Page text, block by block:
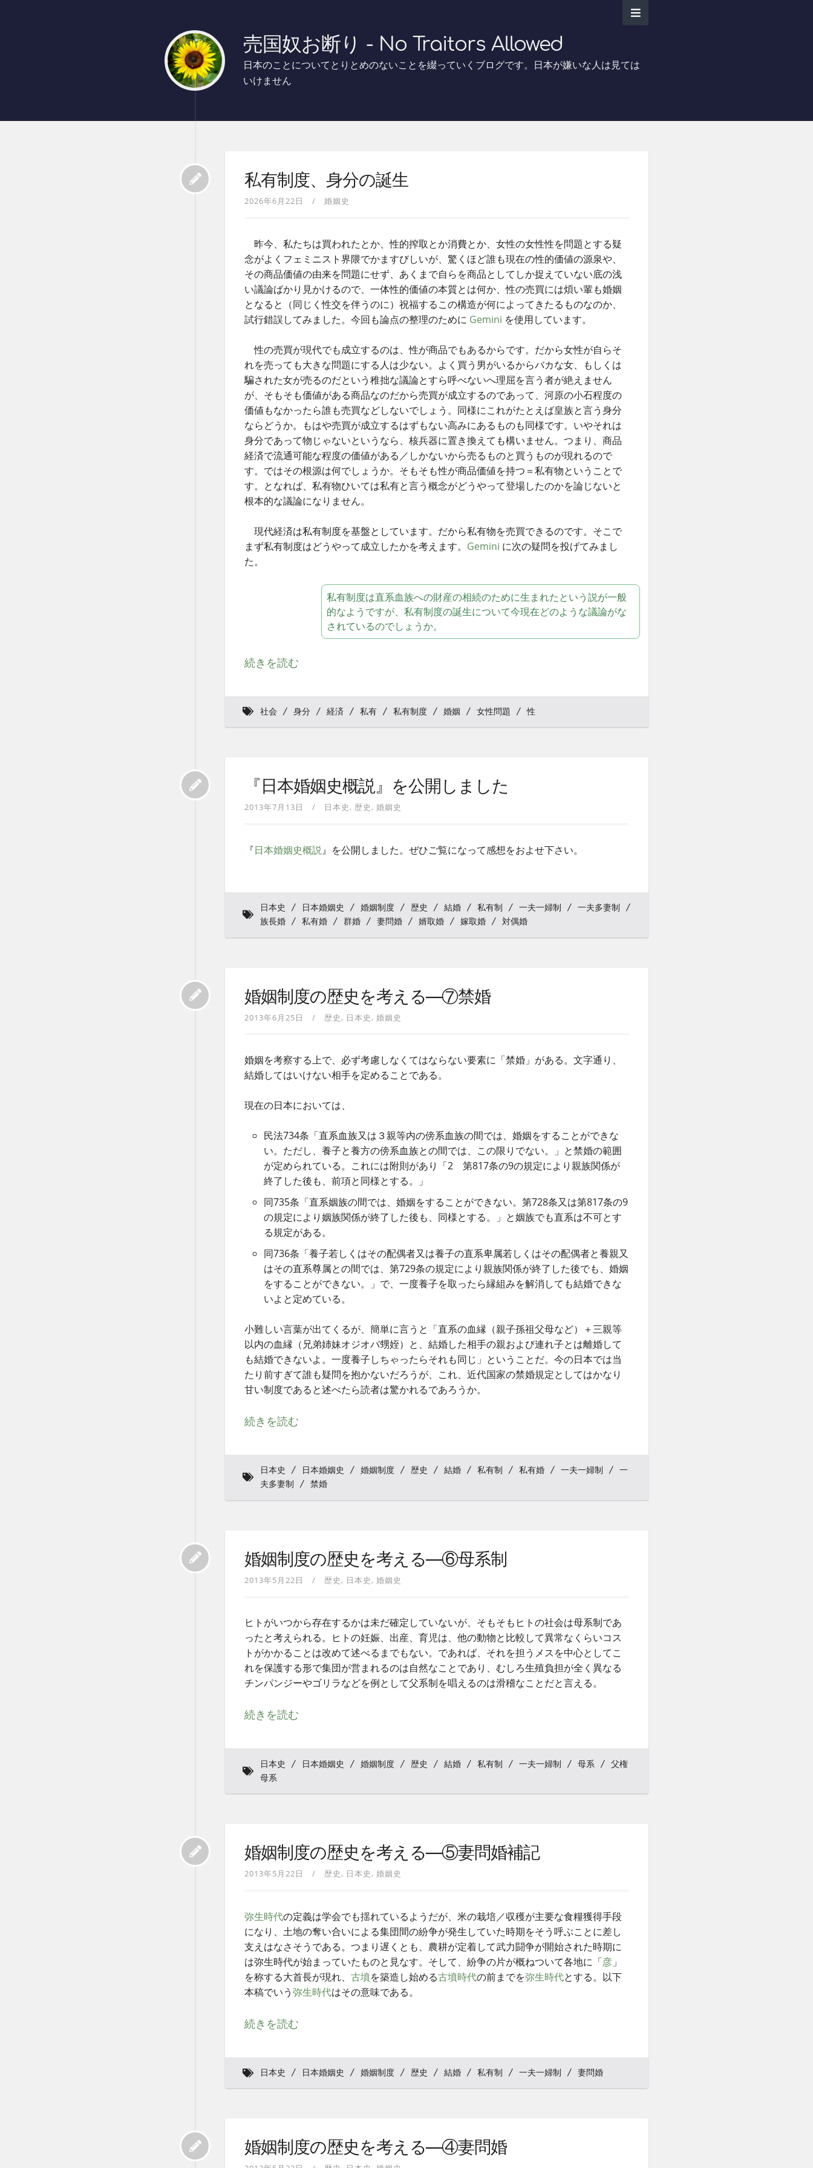
売国奴お断り - No Traitors Allowed
日本のことについてとりとめのないことを綴っていくブログです。日本が嫌いな人は見ては
いけません
私有制度、身分の誕生
2026年6月22日 婚姻史
昨今、私たちは買われたとか、性的搾取とか消費とか、女性の女性性を問題とする疑
念がよくフェミニスト界隈でかますびしいが、驚くほど誰も現在の性的価値の源泉や、
その商品価値の由来を問題にせず、あくまで自らを商品としてしか捉えていない底の浅
い議論ばかり見かけるので、一体性的価値の本質とは何か、性の売買には煩い輩も婚姻
となると（同じく性交を伴うのに）祝福するこの構造が何によってきたるものなのか、
試行錯誤してみました。今回も論点の整理のために Gemini を使用しています。
性の売買が現代でも成立するのは、性が商品でもあるからです。だから女性が自らそ
れを売っても大きな問題にする人は少ない。よく買う男がいるからバカな女、もしくは
騙された女が売るのだという稚拙な議論とすら呼べないへ理屈を言う者が絶えません
が、そもそも価値がある商品なのだから売買が成立するのであって、河原の小石程度の
価値もなかったら誰も売買などしないでしょう。同様にこれがたとえば皇族と言う身分
ならどうか。もはや売買が成立するはずもない高みにあるものも同様です。いやそれは
身分であって物じゃないというなら、核兵器に置き換えても構いません。つまり、商品
経済で流通可能な程度の価値がある／しかないから売るものと買うものが現れるので
す。ではその根源は何でしょうか。そもそも性が商品価値を持つ＝私有物ということで
す。となれば、私有物ひいては私有と言う概念がどうやって登場したのかを論じないと
根本的な議論になりません。
現代経済は私有制度を基盤としています。だから私有物を売買できるのです。そこで
まず私有制度はどうやって成立したかを考えます。 Gemini に次の疑問を投げてみまし
た。
私有制度は直系血族への財産の相続のために生まれたという説が一般
的なようですが、私有制度の誕生について今現在どのような議論がな
されているのでしょうか。
続きを読む
社会 身分 経済 私有 私有制度 婚姻 女性問題 性
『日本婚姻史概説』を公開しました
2013年7月13日 日本史 歴史 婚姻史
『日本婚姻史概説』を公開しました。ぜひご覧になって感想をおよせ下さい。
日本史 日本婚姻史 婚姻制度 歴史 結婚 私有制 一夫一婦制
一夫多妻制
族長婚
私有婚 群婚 妻問婚 婿取婚 嫁取婚 対偶婚
婚姻制度の歴史を考える—⑦禁婚
2013年6月25日 歴史 日本史 婚姻史
婚姻を考察する上で、必ず考慮しなくてはならない要素に「禁婚」がある。文字通り、
結婚してはいけない相手を定めることである。
現在の日本においては、
民法734条「直系血族又は３親等内の傍系血族の間では、婚姻をすることができな
い。ただし、養子と養方の傍系血族との間では、この限りでない。」と禁婚の範囲
が定められている。これには附則があり「2 第817条の9の規定により親族関係が
終了した後も、前項と同様とする。」
同735条「直系姻族の間では、婚姻をすることができない。第728条又は第817条の9
の規定により姻族関係が終了した後も、同様とする。」と姻族でも直系は不可とす
る規定がある。
同736条「養子若しくはその配偶者又は養子の直系卑属若しくはその配偶者と養親又
はその直系尊属との間では、第729条の規定により親族関係が終了した後でも、婚姻
をすることができない。」で、一度養子を取ったら縁組みを解消しても結婚できな
いよと定めている。
小難しい言葉が出てくるが、簡単に言うと「直系の血縁（親子孫祖父母など）＋三親等
以内の血縁（兄弟姉妹オジオバ甥姪）と、結婚した相手の親および連れ子とは離婚して
も結婚できないよ。一度養子しちゃったらそれも同じ」ということだ。今の日本では当
たり前すぎて誰も疑問を抱かないだろうが、これ、近代国家の禁婚規定としてはかなり
甘い制度であると述べたら読者は驚かれるであろうか。
続きを読む
日本史 日本婚姻史 婚姻制度 歴史 結婚 私有制 私有婚 一夫一婦制
一
夫多妻制
禁婚
婚姻制度の歴史を考える—⑥母系制
2013年5月22日 歴史 日本史 婚姻史
ヒトがいつから存在するかは未だ確定していないが、そもそもヒトの社会は母系制であ
ったと考えられる。ヒトの妊娠、出産、育児は、他の動物と比較して異常なくらいコス
トがかかることは改めて述べるまでもない。であれば、それを担うメスを中心としてこ
れを保護する形で集団が営まれるのは自然なことであり、むしろ生殖負担が全く異なる
チンパンジーやゴリラなどを例として父系制を唱えるのは滑稽なことだと言える。
続きを読む
日本史 日本婚姻史 婚姻制度 歴史 結婚 私有制 一夫一婦制 母系
父権
母系
婚姻制度の歴史を考える—⑤妻問婚補記
2013年5月22日 歴史 日本史 婚姻史
弥生時代の定義は学会でも揺れているようだが、米の栽培／収穫が主要な食糧獲得手段
になり、土地の奪い合いによる集団間の紛争が発生していた時期をそう呼ぶことに差し
支えはなさそうである。つまり遅くとも、農耕が定着して武力闘争が開始された時期に
は弥生時代が始まっていたものと見なす。そして、紛争の片が概ねついて各地に「彦 」
を称する大首長が現れ、 古墳を築造し始める古墳時代の前までを弥生時代とする。以下
本稿でいう弥生時代はその意味である。
続きを読む
日本史 日本婚姻史 婚姻制度 歴史 結婚 私有制 一夫一婦制 妻問婚
婚姻制度の歴史を考える—④妻問婚